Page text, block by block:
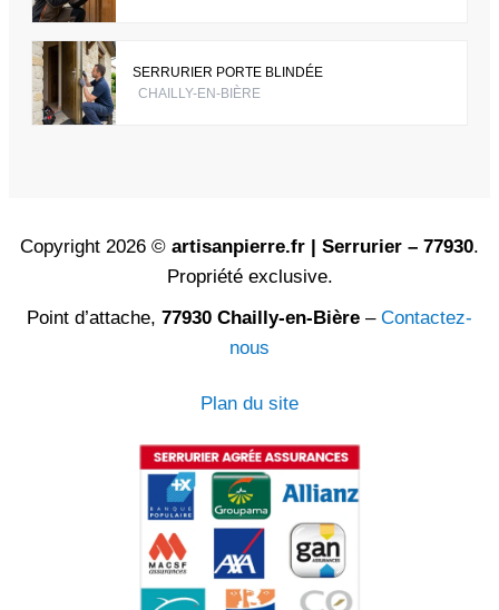
SERRURIER PORTE BLINDÉE
CHAILLY-EN-BIÈRE
Copyright 2026 © artisanpierre.fr | Serrurier – 77930.
Propriété exclusive.
Point d’attache, 77930 Chailly-en-Bière – Contactez-
nous
Plan du site